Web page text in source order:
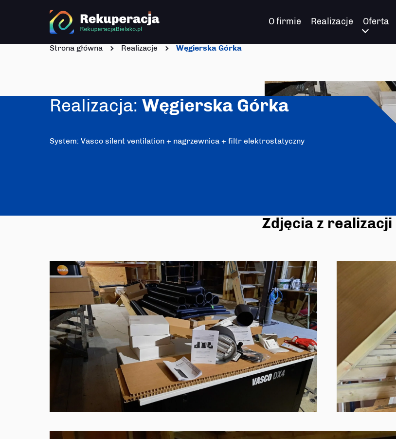
O firmie Realizacje Oferta
Strona główna Realizacje Węgierska Górka
Realizacja: Węgierska Górka
System: Vasco silent ventilation + nagrzewnica + filtr elektrostatyczny
Zdjęcia z realizacji